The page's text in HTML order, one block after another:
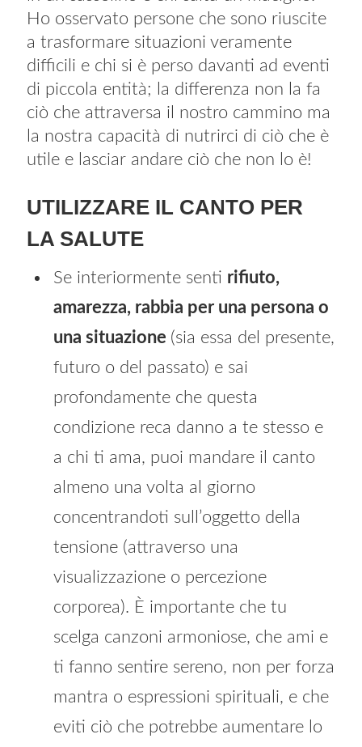
Ho osservato persone che sono riuscite
a trasformare situazioni veramente
difficili e chi si è perso davanti ad eventi
di piccola entità; la differenza non la fa
ciò che attraversa il nostro cammino ma
la nostra capacità di nutrirci di ciò che è
utile e lasciar andare ciò che non lo è!
UTILIZZARE IL CANTO PER
LA SALUTE
Se interiormente senti rifiuto,
amarezza, rabbia per una persona o
una situazione (sia essa del presente,
futuro o del passato) e sai
profondamente che questa
condizione reca danno a te stesso e
a chi ti ama, puoi mandare il canto
almeno una volta al giorno
concentrandoti sull’oggetto della
tensione (attraverso una
visualizzazione o percezione
corporea). È importante che tu
scelga canzoni armoniose, che ami e
ti fanno sentire sereno, non per forza
mantra o espressioni spirituali, e che
eviti ciò che potrebbe aumentare lo